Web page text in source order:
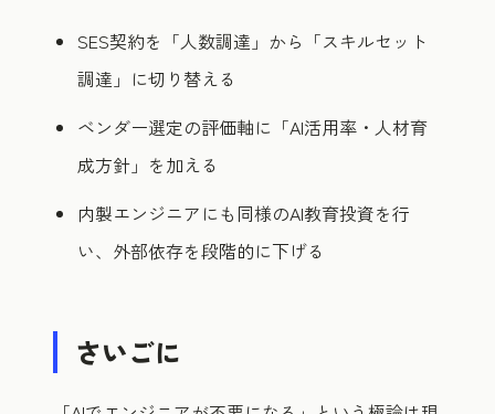
SES契約を「人数調達」から「スキルセット
調達」に切り替える
ベンダー選定の評価軸に「AI活用率・人材育
成方針」を加える
内製エンジニアにも同様のAI教育投資を行
い、外部依存を段階的に下げる
さいごに